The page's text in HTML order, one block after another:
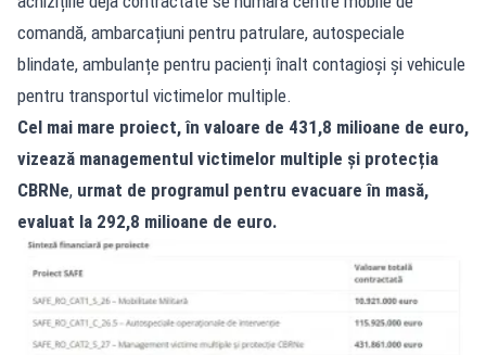
comandă, ambarcațiuni pentru patrulare, autospeciale
blindate, ambulanțe pentru pacienți înalt contagioși și vehicule
pentru transportul victimelor multiple.
Cel mai mare proiect, în valoare de 431,8 milioane de euro,
vizează managementul victimelor multiple și protecția
CBRNe, urmat de programul pentru evacuare în masă,
evaluat la 292,8 milioane de euro.